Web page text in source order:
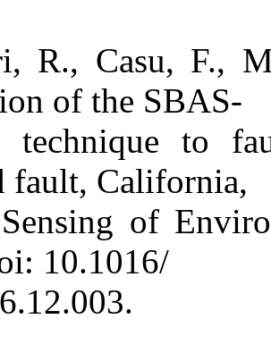
R., Casu, F.,
of the SBAS-
technique to
fault, California,
of
10.1016/